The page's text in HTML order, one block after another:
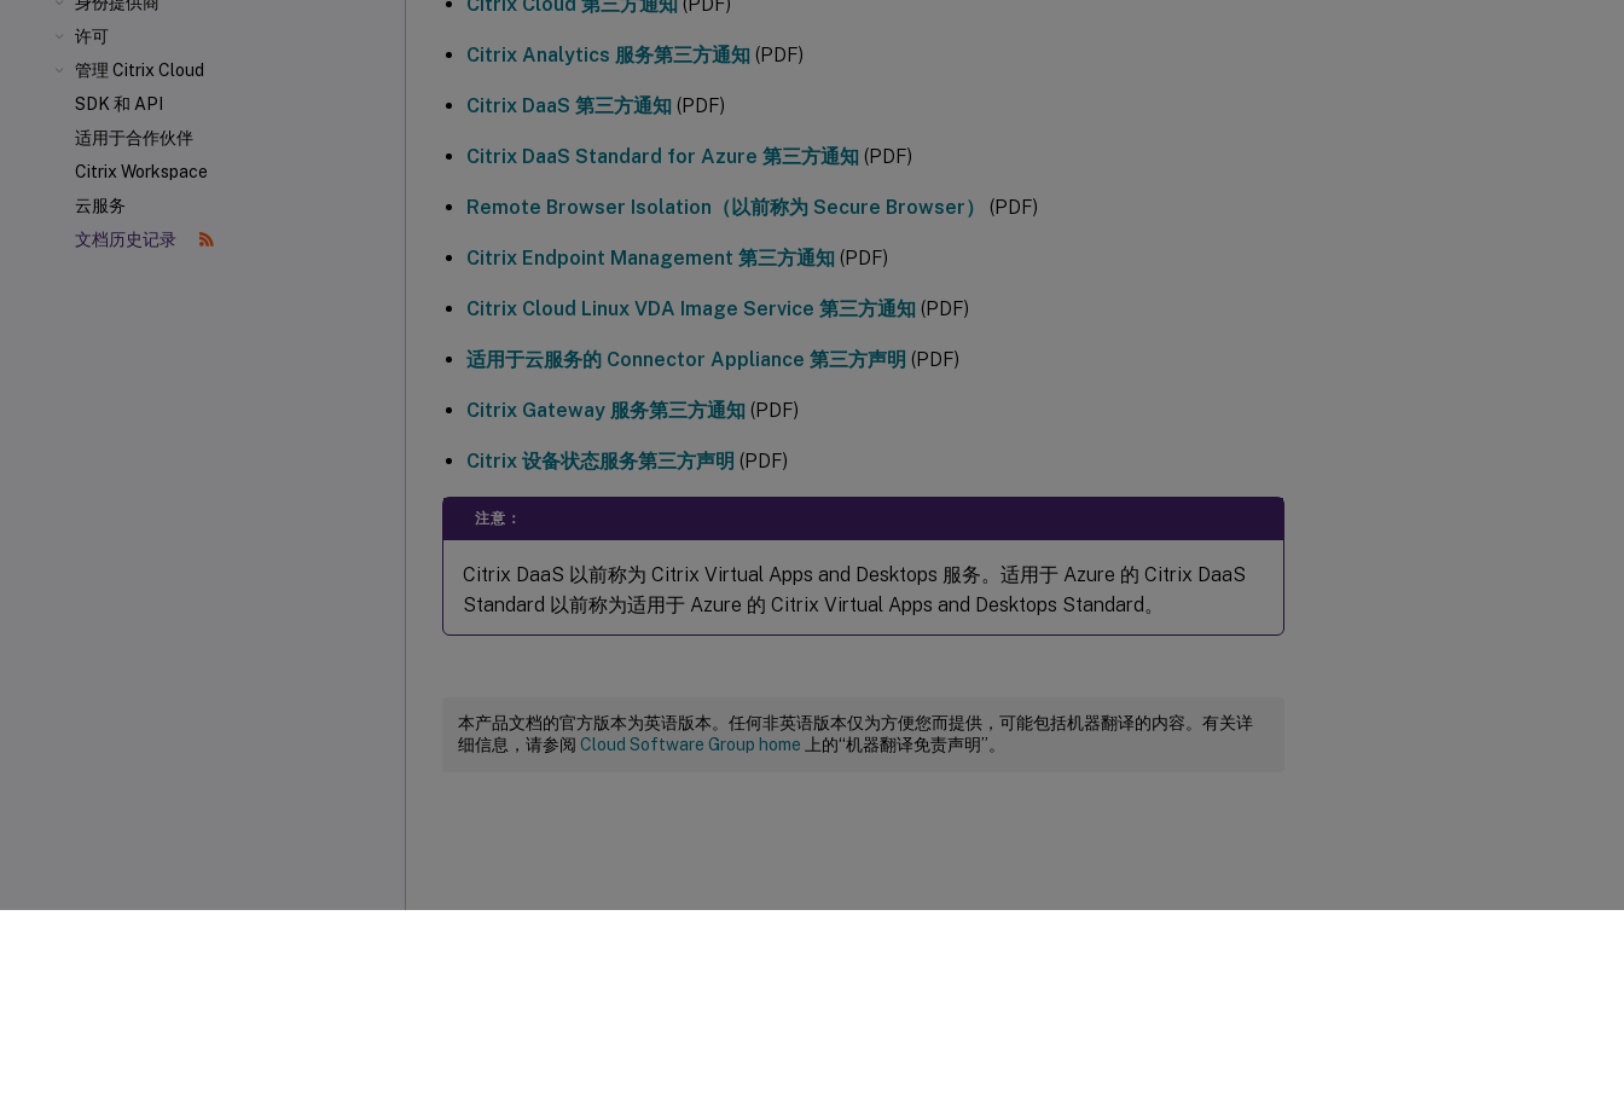
许可
管理 Citrix Cloud
SDK 和 API
适用于合作伙伴
Citrix Workspace
云服务
文档历史记录
Citrix Analytics 服务第三方通知 (PDF)
Citrix DaaS 第三方通知 (PDF)
Citrix DaaS Standard for Azure 第三方通知 (PDF)
Remote Browser Isolation（以前称为 Secure Browser） (PDF)
Citrix Endpoint Management 第三方通知 (PDF)
Citrix Cloud Linux VDA Image Service 第三方通知 (PDF)
适用于云服务的 Connector Appliance 第三方声明 (PDF)
Citrix Gateway 服务第三方通知 (PDF)
Citrix 设备状态服务第三方声明 (PDF)
注意：
Citrix DaaS 以前称为 Citrix Virtual Apps and Desktops 服务。适用于 Azure 的 Citrix DaaS
Standard 以前称为适用于 Azure 的 Citrix Virtual Apps and Desktops Standard。
本产品文档的官方版本为英语版本。任何非英语版本仅为方便您而提供，可能包括机器翻译的内容。有关详
细信息，请参阅 Cloud Software Group home 上的“机器翻译免责声明”。